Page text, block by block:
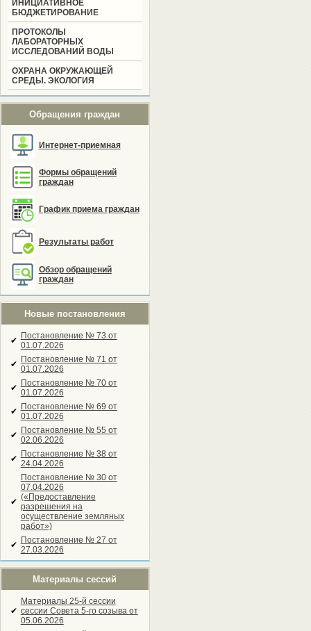
ИНИЦИАТИВНОЕ
БЮДЖЕТИРОВАНИЕ
ПРОТОКОЛЫ
ЛАБОРАТОРНЫХ
ИССЛЕДОВАНИЙ ВОДЫ
ОХРАНА ОКРУЖАЮЩЕЙ
СРЕДЫ. ЭКОЛОГИЯ
Обращения граждан
Интернет-приемная
Формы обращений
граждан
График приема граждан
Результаты работ
Обзор обращений
граждан
Новые постановления
✔ Постановление № 73 от
01.07.2026
✔ Постановление № 71 от
01.07.2026
✔ Постановление № 70 от
01.07.2026
✔ Постановление № 69 от
01.07.2026
✔ Постановление № 55 от
02.06.2026
✔ Постановление № 38 от
24.04.2026
✔
Постановление № 30 от
07.04.2026
(«Предоставление
разрешения на
осуществление земляных
работ»)
✔ Постановление № 27 от
27.03.2026
Материалы сессий
✔
Материалы 25-й сессии
сессии Совета 5-го созыва от
05.06.2026